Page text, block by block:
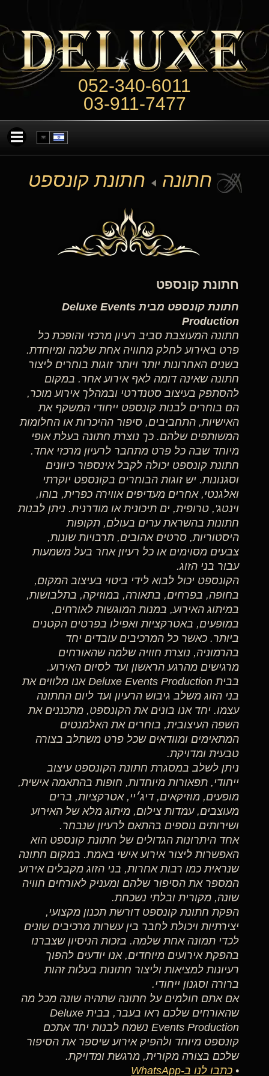
052-340-6011
03-911-7477
חתונה חתונת קונספט
חתונת קונספט
חתונת קונספט מבית Deluxe Events
Production
חתונה המעוצבת סביב רעיון מרכזי והופכת כל
פרט באירוע לחלק מחוויה אחת שלמה ומיוחדת.
בשנים האחרונות יותר ויותר זוגות בוחרים ליצור
חתונה שאינה דומה לאף אירוע אחר. במקום
להסתפק בעיצוב סטנדרטי ובמהלך אירוע מוכר,
הם בוחרים לבנות קונספט ייחודי המשקף את
האישיות, התחביבים, סיפור ההיכרות או החלומות
המשותפים שלהם. כך נוצרת חתונה בעלת אופי
מיוחד שבה כל פרט מתחבר לרעיון מרכזי אחד.
חתונת קונספט יכולה לקבל אינספור כיוונים
וסגנונות. יש זוגות הבוחרים בקונספט יוקרתי
ואלגנטי, אחרים מעדיפים אווירה כפרית, בוהו,
וינטג', טרופית, ים תיכונית או מודרנית. ניתן לבנות
חתונות בהשראת ערים בעולם, תקופות
היסטוריות, סרטים אהובים, תרבויות שונות,
צבעים מסוימים או כל רעיון אחר בעל משמעות
עבור בני הזוג.
הקונספט יכול לבוא לידי ביטוי בעיצוב המקום,
בחופה, בפרחים, בתאורה, במוזיקה, בתלבושות,
במיתוג האירוע, במנות המוגשות לאורחים,
במופעים, באטרקציות ואפילו בפרטים הקטנים
ביותר. כאשר כל המרכיבים עובדים יחד
בהרמוניה, נוצרת חוויה שלמה שהאורחים
מרגישים מהרגע הראשון ועד לסיום האירוע.
בבית Deluxe Events Production אנו מלווים את
בני הזוג משלב גיבוש הרעיון ועד ליום החתונה
עצמו. יחד אנו בונים את הקונספט, מתכננים את
השפה העיצובית, בוחרים את האלמנטים
המתאימים ומוודאים שכל פרט משתלב בצורה
טבעית ומדויקת.
ניתן לשלב במסגרת חתונת הקונספט עיצוב
ייחודי, תפאורות מיוחדות, חופות בהתאמה אישית,
מופעים, מוזיקאים, דיג׳יי, אטרקציות, ברים
מעוצבים, עמדות צילום, מיתוג מלא של האירוע
ושירותים נוספים בהתאם לרעיון שנבחר.
אחד היתרונות הגדולים של חתונת קונספט הוא
האפשרות ליצור אירוע אישי באמת. במקום חתונה
שנראית כמו רבות אחרות, בני הזוג מקבלים אירוע
המספר את הסיפור שלהם ומעניק לאורחים חוויה
שונה, מקורית ובלתי נשכחת.
הפקת חתונת קונספט דורשת תכנון מקצועי,
יצירתיות ויכולת לחבר בין עשרות מרכיבים שונים
לכדי תמונה אחת שלמה. בזכות הניסיון שצברנו
בהפקת אירועים מיוחדים, אנו יודעים להפוך
רעיונות למציאות וליצור חתונות בעלות זהות
ברורה וסגנון ייחודי.
אם אתם חולמים על חתונה שתהיה שונה מכל מה
שהאורחים שלכם ראו בעבר, בבית Deluxe
Events Production נשמח לבנות יחד אתכם
קונספט מיוחד ולהפיק אירוע שיספר את הסיפור
שלכם בצורה מקורית, מרגשת ומדויקת.
• כתבו לנו ב-WhatsApp